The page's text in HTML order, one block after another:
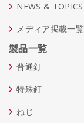
NEWS & TOPICS
メディア掲載一覧
製品一覧
普通釘
特殊釘
ねじ